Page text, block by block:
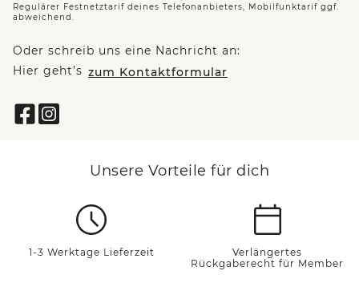
Regulärer Festnetztarif deines Telefonanbieters, Mobilfunktarif ggf.
abweichend.
Oder schreib uns eine Nachricht an:
Hier geht’s zum Kontaktformular
Unsere Vorteile für dich
1-3 Werktage Lieferzeit
Verlängertes
Rückgaberecht für Member